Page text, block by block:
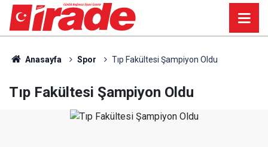
Anasayfa Spor Tıp Fakültesi Şampiyon Oldu
Tıp Fakültesi Şampiyon Oldu